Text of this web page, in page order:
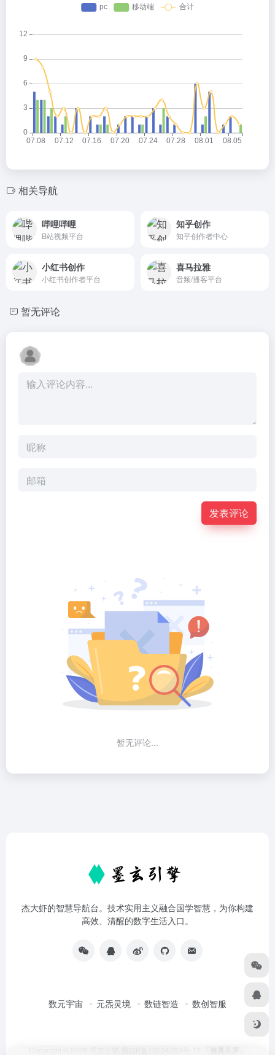
相关导航
哔哩哔哩
B站视频平台
知乎创作
知乎创作者中心
小红书创作
小红书创作者平台
喜马拉雅
音频/播客平台
暂无评论
发表评论
暂无评论...
杰大虾的智慧导航台。技术实用主义融合国学智慧，为你构建
高效、清醒的数字生活入口。
数元宇宙 元炁灵境 数链智造 数创智服